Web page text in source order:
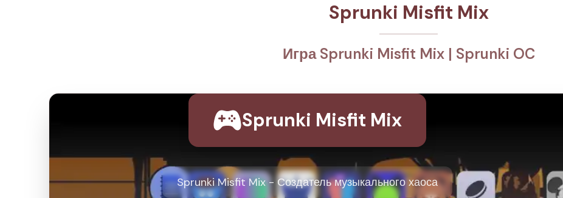
Sprunki Misfit Mix
Игра Sprunki Misfit Mix | Sprunki OC
Sprunki Misfit Mix
Sprunki Misfit Mix - Создатель музыкального хаоса